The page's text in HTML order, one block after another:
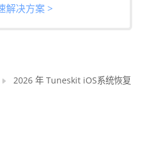
解决方案 >
2026 年 Tuneskit iOS系统恢复